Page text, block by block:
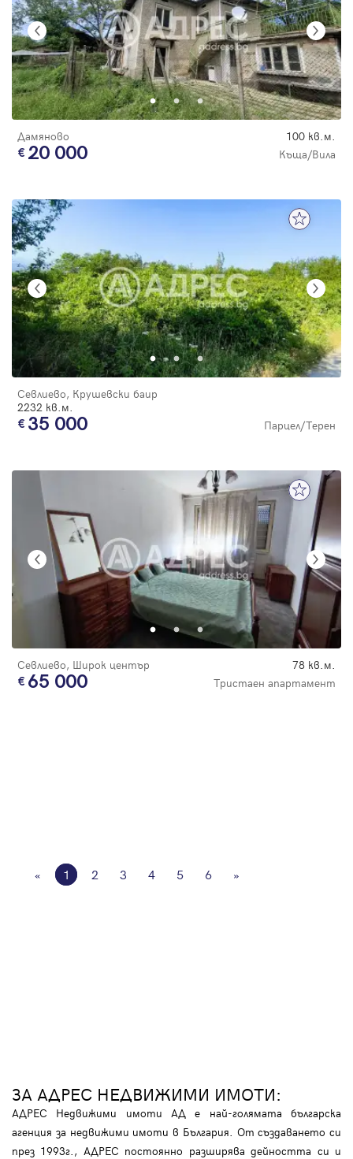
Дамяново 100 кв.м.
20 000 Къща/Вила
Севлиево, Крушевски баир
2232 кв.м.
35 000 Парцел/Терен
Севлиево, Широк център 78 кв.м.
65 000 Тристаен апартамент
« 1 2 3 4 5 6 »
ЗА АДРЕС НЕДВИЖИМИ ИМОТИ:
АДРЕС Недвижими имоти АД е най-голямата българска
агенция за недвижими имоти в България. От създаването си
през 1993г., АДРЕС постоянно разширява дейността си и